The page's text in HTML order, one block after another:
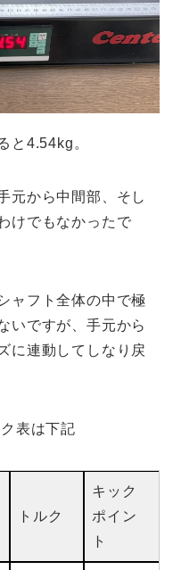
と4.54kg。
元から中間部、そし
けでもなかったで
ャフト全体の中で極
いですが、手元から
に連動してしなり戻
表は下記
トルク
キック
ポイン
ト